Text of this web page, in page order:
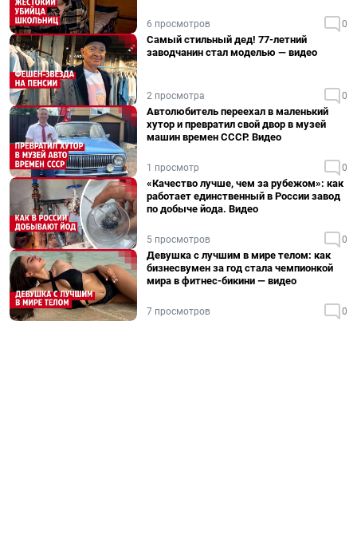
6 просмотров 0
Самый стильный дед! 77-летний
заводчанин стал моделью — видео
2 просмотра 0
Автолюбитель переехал в маленький
хутор и превратил свой двор в музей
машин времен СССР. Видео
1 просмотр 0
«Качество лучше, чем за рубежом»: как
работает единственный в России завод
по добыче йода. Видео
5 просмотров 0
Девушка с лучшим в мире телом: как
бизнесвумен за год стала чемпионкой
мира в фитнес-бикини — видео
7 просмотров 0